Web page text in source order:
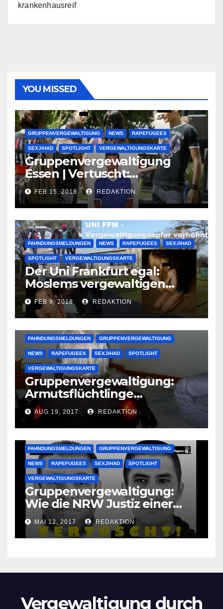
krankenhausreif
YOU MISSED
GRUPPENVERGEWALTIGUNG NEWS RAPEFUGEES
SEXJIHAD SPOTLIGHT VERGEWALTIGUNGSKARTE
Gruppenvergewaltigung
Essen | Vertuscht:
Lauenburger Gang ist ein
großer Muslimclan
FEB 15, 2018 REDAKTION
FAHNDUNGSMELDUNGEN NEWS RAPEFUGEES SEXJIHAD
SPOTLIGHT VERGEWALTIGUNGSKARTE
Der Uni Frankfurt egal:
Moslems vergewaltigen
deutsche Studentinnen auf
Uni-Campus
FEB 9, 2018 REDAKTION
FAHNDUNGSMELDUNGEN GRUPPENVERGEWALTIGUNG
NEWS RAPEFUGEES SEXJIHAD SPOTLIGHT
VERGEWALTIGUNGSKARTE
Gruppenvergewaltigung:
Armutsflüchtlinge
vergewaltigen bettlägerige
Oma im Schlaf
krankenhausreif
AUG 19, 2017 REDAKTION
FAHNDUNGSMELDUNGEN GRUPPENVERGEWALTIGUNG
NEWS RAPEFUGEES SEXJIHAD SPOTLIGHT
VERGEWALTIGUNGSKARTE
Gruppenvergewaltigung:
Wie die NRW Justiz einer
Lokalzeitung verbietet diese
Bilder zu veröffentlichen
MAI 12, 2017 REDAKTION
Vergewaltigung durch